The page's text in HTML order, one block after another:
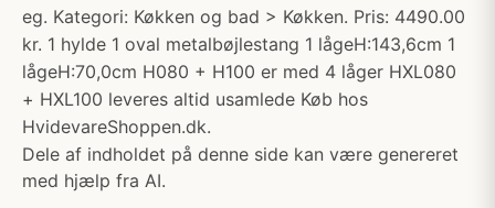
eg. Kategori: Køkken og bad > Køkken. Pris: 4490.00
kr. 1 hylde 1 oval metalbøjlestang 1 lågeH:143,6cm 1
lågeH:70,0cm H080 + H100 er med 4 låger HXL080
+ HXL100 leveres altid usamlede Køb hos
HvidevareShoppen.dk.
Dele af indholdet på denne side kan være genereret
med hjælp fra AI.